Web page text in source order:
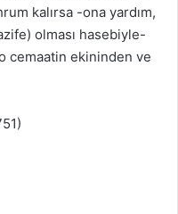
kalırsa -ona yardım,
olması hasebiyle-
cemaatin ekininden ve